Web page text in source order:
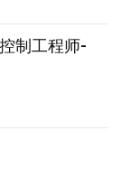
制工程师-